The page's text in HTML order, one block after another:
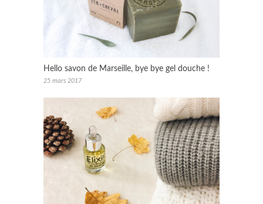
Hello savon de Marseille, bye bye gel douche !
25 mars 2017